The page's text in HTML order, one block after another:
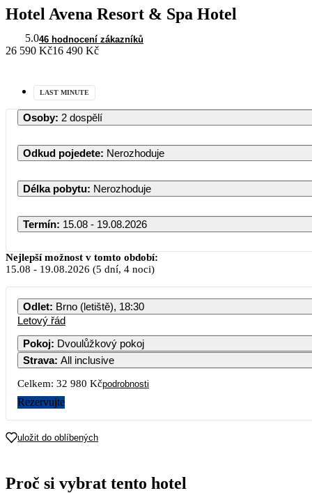
Hotel Avena Resort & Spa Hotel
5.046 hodnocení zákazníků
26 590 Kč16 490 Kč
LAST MINUTE
Osoby: 2 dospělí
Odkud pojedete: Nerozhoduje
Délka pobytu: Nerozhoduje
Termín: 15.08 - 19.08.2026
Nejlepší možnost v tomto období:
15.08 - 19.08.2026 (5 dní, 4 noci)
Odlet: Brno (letiště), 18:30
Letový řád
Pokoj: Dvoulůžkový pokoj
Strava: All inclusive
Celkem: 32 980 Kčpodrobnosti
Rezervujte
uložit do oblíbených
Proč si vybrat tento hotel